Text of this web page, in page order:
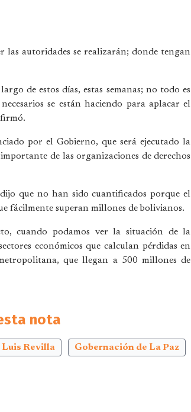
las autoridades se realizarán; donde tengan
de estos días, estas semanas; no todo es
se están haciendo para aplacar el
por el Gobierno, que será ejecutado la
de las organizaciones de derechos
que no han sido cuantificados porque el
fácilmente superan millones de bolivianos.
cuando podamos ver la situación de la
económicos que calculan pérdidas en
que llegan a 500 millones de
nota
Luis Revilla Gobernación de La Paz